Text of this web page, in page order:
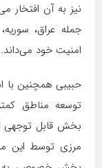
نیز به آن افتخار
جمله عراق،
امنیت خود می‌داند.
حبیبی همچنین با
توسعه مناطق
بخش قابل توجهی
مرزی توسط این